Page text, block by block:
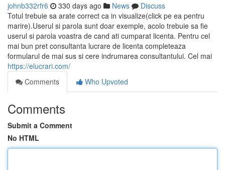
johnb332rfr6 330 days ago News
Discuss
Totul trebuie sa arate correct ca in visualize(click pe ea pentru
marire).Userul si parola sunt doar exemple, acolo trebuie sa fie
userul si parola voastra de cand ati cumparat licenta. Pentru cel
mai bun pret consultanta lucrare de licenta completeaza
formularul de mai sus si cere indrumarea consultantului. Cel mai
https://elucrari.com/
Comments
Who Upvoted
Comments
Submit a Comment
No HTML